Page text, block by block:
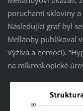
poruchami skloviny
Následující graf byl
Mellanby publikoval
Výživa a nemoci).
na mikroskopické